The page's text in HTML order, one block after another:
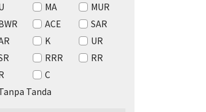
MA
MUR
ACE
SAR
K
UR
RRR
RR
C
Tanda